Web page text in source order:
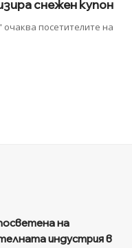
снежен купон
посетителите на
на
индустрия в